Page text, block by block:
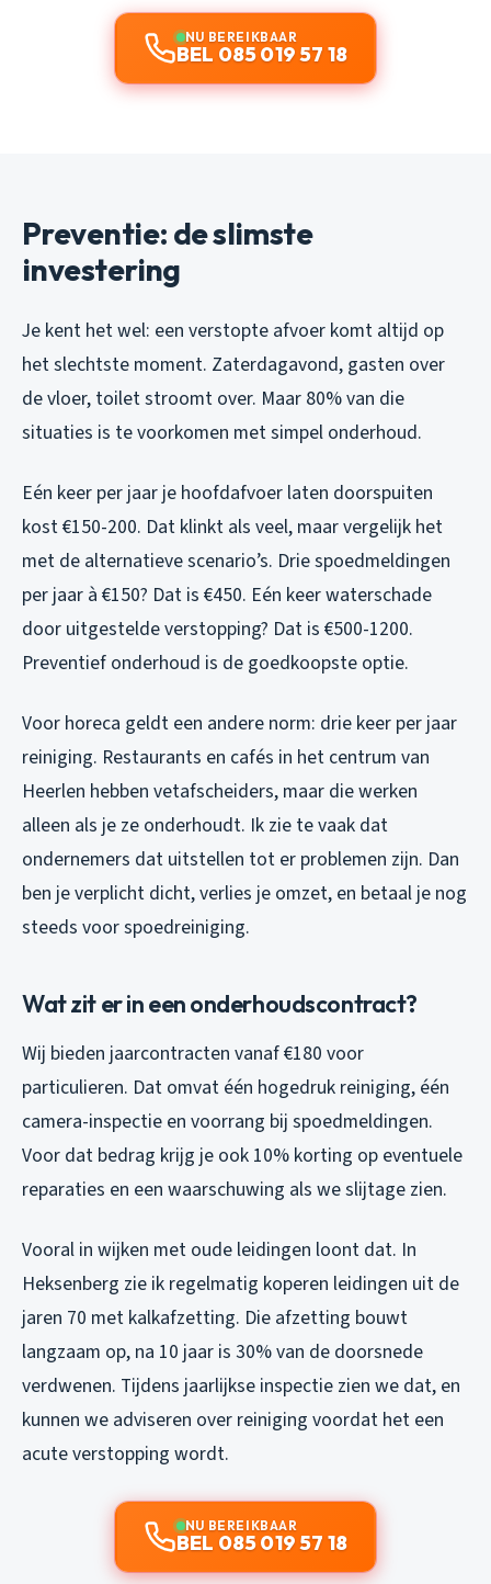
NU BEREIKBAAR
BEL 085 019 57 18
Preventie: de slimste
investering
Je kent het wel: een verstopte afvoer komt altijd op
het slechtste moment. Zaterdagavond, gasten over
de vloer, toilet stroomt over. Maar 80% van die
situaties is te voorkomen met simpel onderhoud.
Eén keer per jaar je hoofdafvoer laten doorspuiten
kost €150-200. Dat klinkt als veel, maar vergelijk het
met de alternatieve scenario’s. Drie spoedmeldingen
per jaar à €150? Dat is €450. Eén keer waterschade
door uitgestelde verstopping? Dat is €500-1200.
Preventief onderhoud is de goedkoopste optie.
Voor horeca geldt een andere norm: drie keer per jaar
reiniging. Restaurants en cafés in het centrum van
Heerlen hebben vetafscheiders, maar die werken
alleen als je ze onderhoudt. Ik zie te vaak dat
ondernemers dat uitstellen tot er problemen zijn. Dan
ben je verplicht dicht, verlies je omzet, en betaal je nog
steeds voor spoedreiniging.
Wat zit er in een onderhoudscontract?
Wij bieden jaarcontracten vanaf €180 voor
particulieren. Dat omvat één hogedruk reiniging, één
camera-inspectie en voorrang bij spoedmeldingen.
Voor dat bedrag krijg je ook 10% korting op eventuele
reparaties en een waarschuwing als we slijtage zien.
Vooral in wijken met oude leidingen loont dat. In
Heksenberg zie ik regelmatig koperen leidingen uit de
jaren 70 met kalkafzetting. Die afzetting bouwt
langzaam op, na 10 jaar is 30% van de doorsnede
verdwenen. Tijdens jaarlijkse inspectie zien we dat, en
kunnen we adviseren over reiniging voordat het een
acute verstopping wordt.
NU BEREIKBAAR
BEL 085 019 57 18